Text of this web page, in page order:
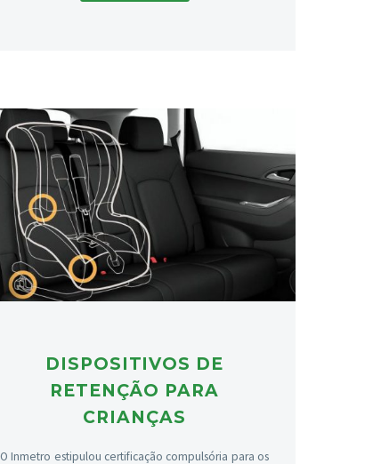
DISPOSITIVOS DE
RETENÇÃO PARA
CRIANÇAS
O Inmetro estipulou certificação compulsória para os